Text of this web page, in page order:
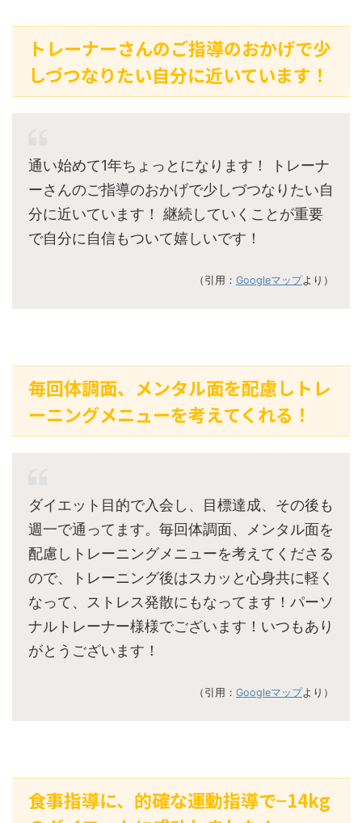
トレーナーさんのご指導のおかげで少
しづつなりたい自分に近いています！
通い始めて1年ちょっとになります！ トレーナ
ーさんのご指導のおかげで少しづつなりたい自
分に近いています！ 継続していくことが重要
で自分に自信もついて嬉しいです！
（引用： Googleマップより）
毎回体調面、メンタル面を配慮しトレ
ーニングメニューを考えてくれる！
ダイエット目的で入会し、目標達成、その後も
週一で通ってます。毎回体調面、メンタル面を
配慮しトレーニングメニューを考えてくださる
ので、トレーニング後はスカッと心身共に軽く
なって、ストレス発散にもなってます！パーソ
ナルトレーナー様様でございます！いつもあり
がとうございます！
（引用： Googleマップより）
食事指導に、的確な運動指導で−14kg